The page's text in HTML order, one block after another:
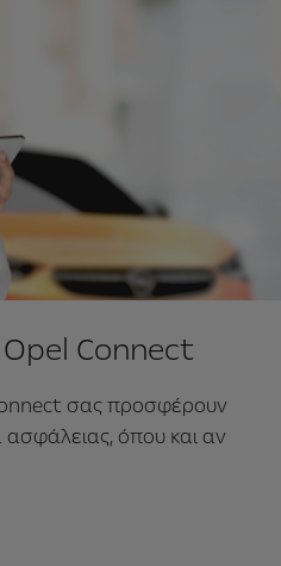
Connect
σας προσφέρουν
ασφάλειας, όπου και αν